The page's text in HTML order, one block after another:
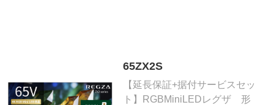
65ZX2S
【延長保証+据付サービスセッ
ト】RGBMiniLEDレグザ 形